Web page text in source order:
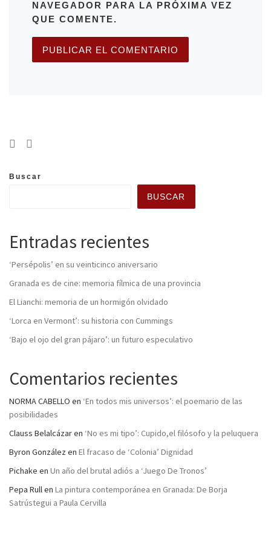
NAVEGADOR PARA LA PRÓXIMA VEZ
QUE COMENTE.
Buscar
BUSCAR
Entradas recientes
‘Persépolis’ en su veinticinco aniversario
Granada es de cine: memoria fílmica de una provincia
El Lianchi: memoria de un hormigón olvidado
‘Lorca en Vermont’: su historia con Cummings
‘Bajo el ojo del gran pájaro’: un futuro especulativo
Comentarios recientes
NORMA CABELLO en ‘En todos mis universos’: el poemario de las
posibilidades
Clauss Belalcázaren ‘No es mi tipo’: Cupido,el filósofo y la peluquera
Byron González en El fracaso de ‘Colonia’ Dignidad
Pichake en Un año del brutal adiós a ‘Juego De Tronos’
Pepa Rullen La pintura contemporánea en Granada: De Borja
Satrústegui a Paula Cervilla